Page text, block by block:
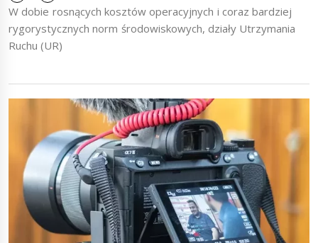
W dobie rosnących kosztów operacyjnych i coraz bardziej
rygorystycznych norm środowiskowych, działy Utrzymania
Ruchu (UR)